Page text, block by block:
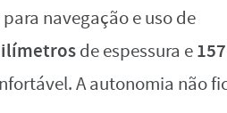
navegação e uso de
de espessura e157
A autonomia não